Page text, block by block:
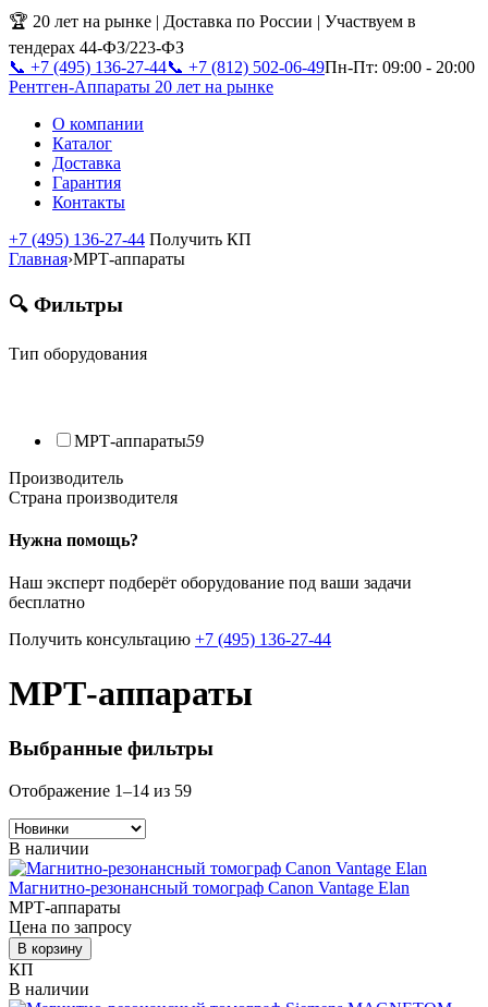
🏆 20 лет на рынке | Доставка по России | Участвуем в
тендерах 44-ФЗ/223-ФЗ
📞 +7 (495) 136-27-44📞 +7 (812) 502-06-49Пн-Пт: 09:00 - 20:00
Рентген-Аппараты 20 лет на рынке
О компании
Каталог
Доставка
Гарантия
Контакты
+7 (495) 136-27-44 Получить КП
Главная›МРТ-аппараты
🔍 Фильтры
Тип оборудования
МРТ-аппараты59
Производитель
Страна производителя
Нужна помощь?
Наш эксперт подберёт оборудование под ваши задачи
бесплатно
Получить консультацию +7 (495) 136-27-44
МРТ-аппараты
Выбранные фильтры
Отображение 1–14 из 59Сортировка:
В наличии
Магнитно-резонансный томограф Canon Vantage Elan
МРТ-аппараты
Цена по запросу
В корзину
КП
В наличии